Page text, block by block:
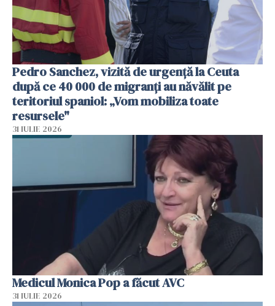
Pedro Sanchez, vizită de urgență la Ceuta
după ce 40 000 de migranți au năvălit pe
teritoriul spaniol: „Vom mobiliza toate
resursele"
31 IULIE 2026
Medicul Monica Pop a făcut AVC
31 IULIE 2026